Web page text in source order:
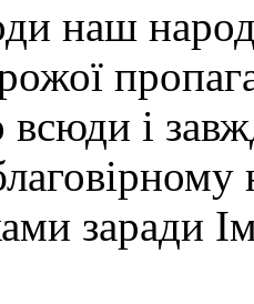
наш
всюди і
заради